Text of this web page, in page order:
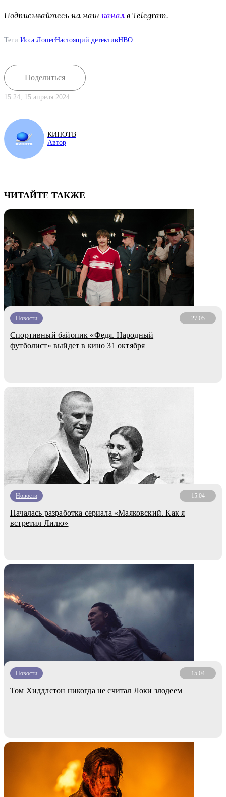
Подписывайтесь на наш канал в Telegram.
Теги:Исса ЛопесНастоящий детективHBO
Поделиться
15:24, 15 апреля 2024
КИНОТВ
Автор
ЧИТАЙТЕ ТАКЖЕ
Новости 27.05
Спортивный байопик «Федя. Народный
футболист» выйдет в кино 31 октября
Новости 15.04
Началась разработка сериала «Маяковский. Как я
встретил Лилю»
Новости 15.04
Том Хиддлстон никогда не считал Локи злодеем